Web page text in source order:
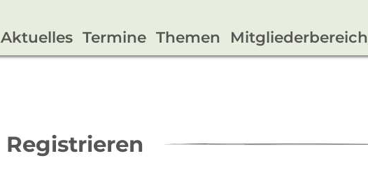
Aktuelles Termine Themen Mitgliederbereich
Registrieren